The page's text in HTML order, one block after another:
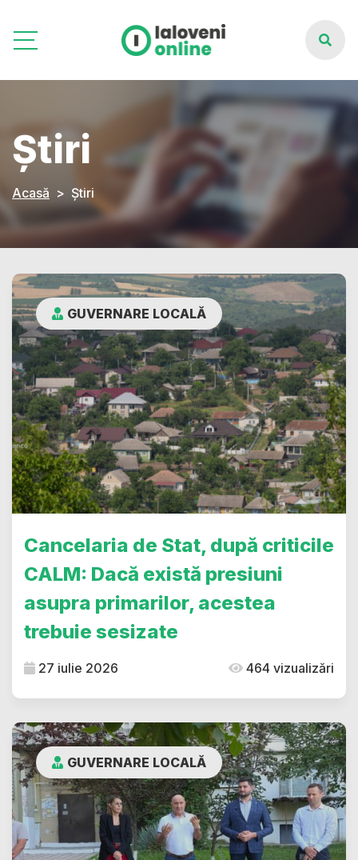
Știri
Acasă Știri
GUVERNARE LOCALĂ
Cancelaria de Stat, după criticile
CALM: Dacă există presiuni
asupra primarilor, acestea
trebuie sesizate
27 iulie 2026 464 vizualizări
GUVERNARE LOCALĂ